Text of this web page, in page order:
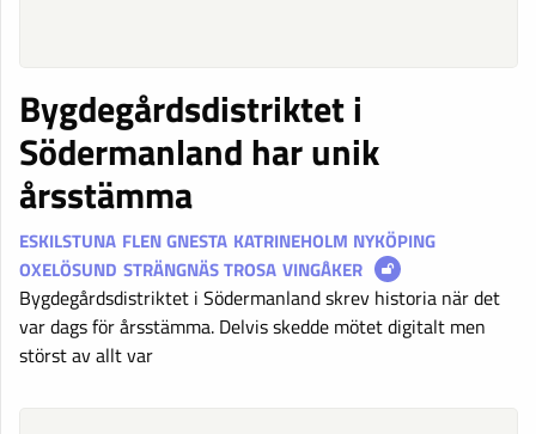
Bygdegårdsdistriktet i
Södermanland har unik
årsstämma
ESKILSTUNA FLENGNESTA KATRINEHOLM NYKÖPING
OXELÖSUND STRÄNGNÄSTROSA VINGÅKER
Bygdegårdsdistriktet i Södermanland skrev historia när det
var dags för årsstämma. Delvis skedde mötet digitalt men
störst av allt var